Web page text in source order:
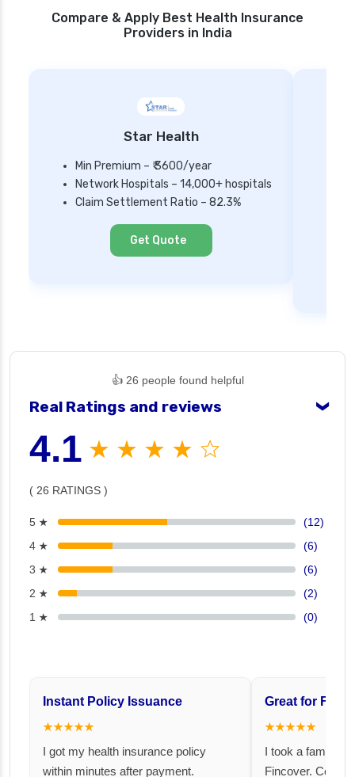
Compare & Apply Best Health Insurance
Providers in India
Star Health
Min Premium – ₹ 3600/year
Network Hospitals – 14,000+ hospitals
Claim Settlement Ratio – 82.3%
Get Quote
👍 26 people found helpful
Real Ratings and reviews ❯
4.1 ★ ★ ★ ★ ☆
( 26 RATINGS )
5 ★
(12)
4 ★
(6)
3 ★
(6)
2 ★
(2)
1 ★
(0)
Instant Policy Issuance
★★★★★
I got my health insurance policy
within minutes after payment.
Great for
★★★★★
I took a family
Fincover.